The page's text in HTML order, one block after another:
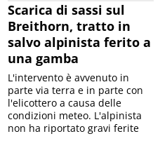
Scarica di sassi sul
Breithorn, tratto in
salvo alpinista ferito a
una gamba
L'intervento è avvenuto in
parte via terra e in parte con
l'elicottero a causa delle
condizioni meteo. L'alpinista
non ha riportato gravi ferite